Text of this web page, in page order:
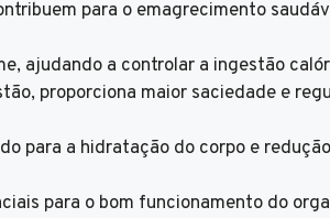
para o emagrecimento
ajudando a controlar a ingestão
proporciona maior saciedade e
para a hidratação do corpo e
para o bom funcionamento do